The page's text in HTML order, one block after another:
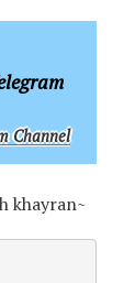
Channel
khayran~